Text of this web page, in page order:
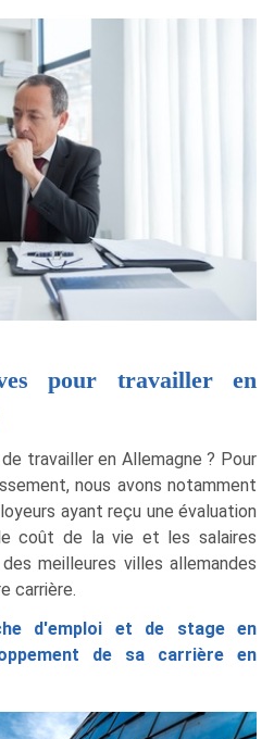
pour travailler en
travailler en Allemagne ? Pour
nous avons notamment
ayant reçu une évaluation
coût de la vie et les salaires
meilleures villes allemandes
carrière.
d'emploi et de stage en
de sa carrière en